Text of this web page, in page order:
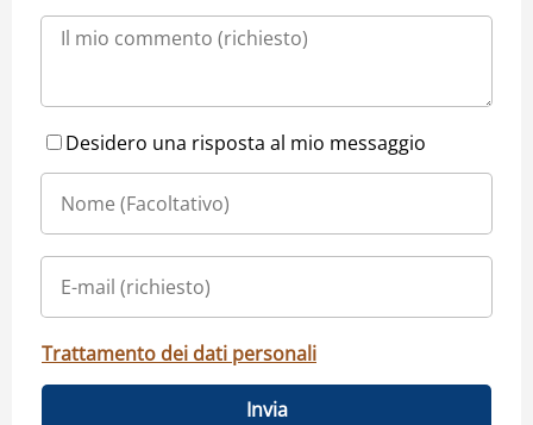
Desidero una risposta al mio messaggio
Trattamento dei dati personali
Invia